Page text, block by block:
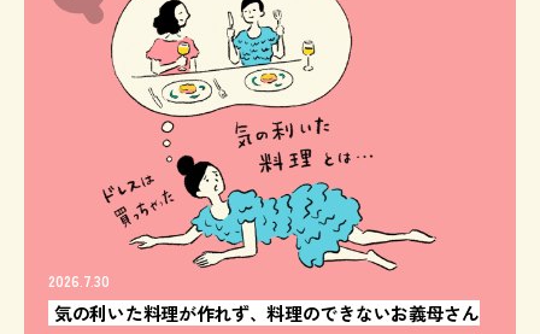
2026.7.30
気の利いた料理が作れず、料理のできないお義母さん